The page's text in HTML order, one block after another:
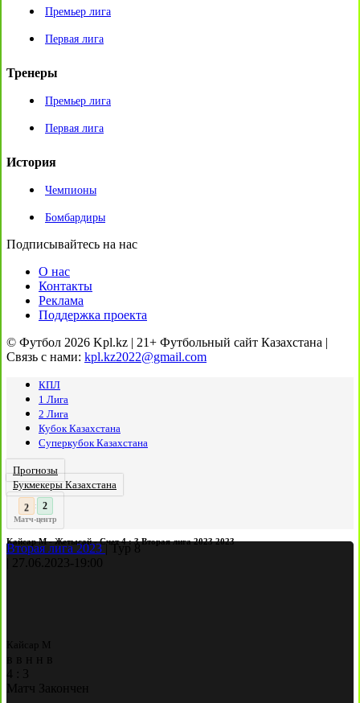
Премьер лига
Первая лига
Тренеры
Премьер лига
Первая лига
История
Чемпионы
Бомбардиры
Подписывайтесь на нас
О нас
Контакты
Реклама
Поддержка проекта
© Футбол 2026 Kpl.kz | 21+ Футбольный сайт Казахстана |
Связь с нами: kpl.kz2022@gmail.com
КПЛ
1 Лига
2 Лига
Кубок Казахстана
Суперкубок Казахстана
Прогнозы
Букмекеры Казахстана
3 : 2
Матч-центр
Кайсар М - Жетысай - Счет 4 : 3 Вторая лига 2023 2023
Вторая лига 2023
Тур 8
27.06.2023- 19:00
Кайсар М
в в н н
в
4
3
Матч Закончен